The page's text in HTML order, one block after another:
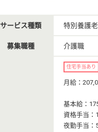
サービス種類 特別養護
募集職種 介護職
住宅手当あり
月給：
基本給：
資格手当：
夜勤手当：